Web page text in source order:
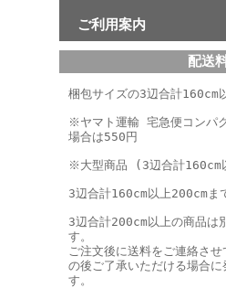
ご利用案内
配送
梱包サイズの3辺合計
※ヤマト運輸 宅急便コンパ
場合は550円
※大型商品 (3辺合計160cm
3辺合計160cm以上200cm
3辺合計200cm以上の商品は
す。
ご注文後に送料をご連絡さ
の後ご了承いただける場合
す。